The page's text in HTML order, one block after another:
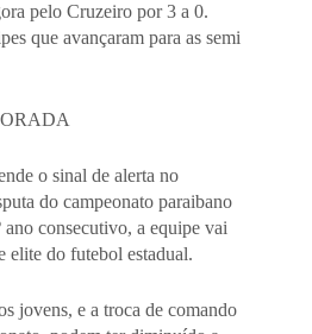
pelo Cruzeiro por 3 a 0.
que avançaram para as semi
o sinal de alerta no
do campeonato paraibano
ano consecutivo, a equipe vai
elite do futebol estadual.
jovens, e a troca de comando